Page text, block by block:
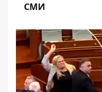
СМИ